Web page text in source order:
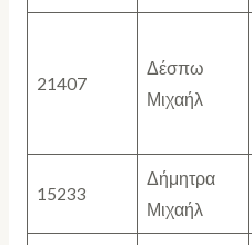
21407
Δέσπω
Μιχαήλ
15233
Δήμητρα
Μιχαήλ